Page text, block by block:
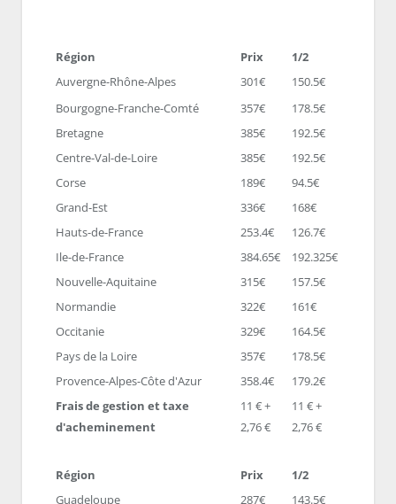
Région Prix
1/2
Auvergne-Rhône-Alpes
301€
150.5€
Bourgogne-Franche-Comté
357€
178.5€
Bretagne
385€
192.5€
Centre-Val-de-Loire
385€
192.5€
Corse
189€
94.5€
Grand-Est
336€
168€
Hauts-de-France
253.4€
126.7€
Ile-de-France
384.65€
192.325€
Nouvelle-Aquitaine
315€
157.5€
Normandie
322€
161€
Occitanie
329€
164.5€
Pays de la Loire
357€
178.5€
Provence-Alpes-Côte d'Azur
358.4€
179.2€
Frais de gestion et taxe
d'acheminement
11 € +
2,76 €
11 € +
2,76 €
Région Prix
1/2
Guadeloupe
287€ 143.5€